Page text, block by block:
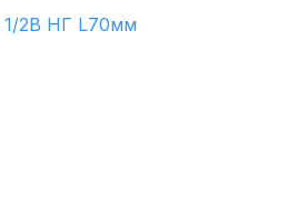
2В НГ L70мм